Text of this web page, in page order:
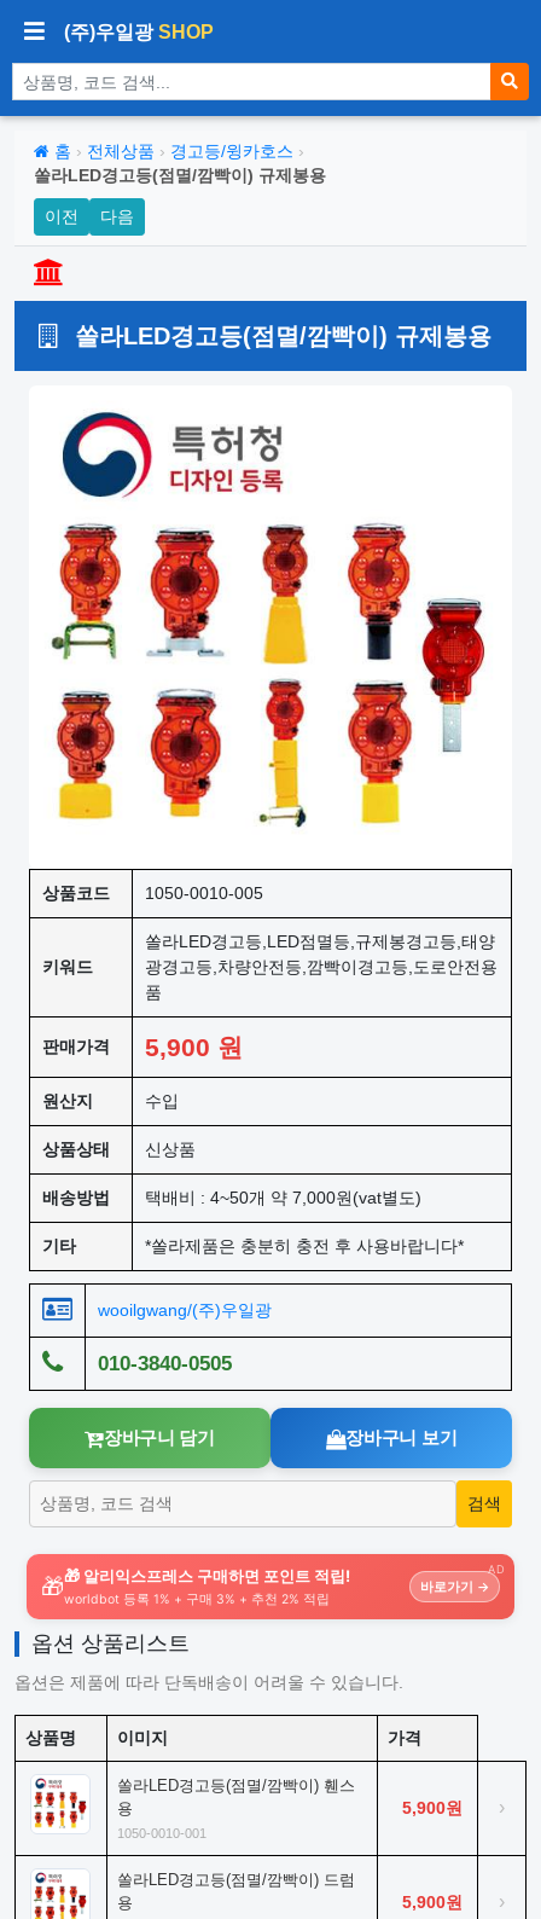
(주)우일광SHOP
상품 검색
홈 › 전체상품 › 경고등/윙카호스 ›
쏠라LED경고등(점멸/깜빡이) 규제봉용
이전 다음
쏠라LED경고등(점멸/깜빡이) 규제봉용
상품코드 1050-0010-005
키워드
쏠라LED경고등,LED점멸등,규제봉경고등,태양
광경고등,차량안전등,깜빡이경고등,도로안전용
품
판매가격 5,900 원
원산지 수입
상품상태 신상품
배송방법 택배비 : 4~50개 약 7,000원(vat별도)
기타 *쏠라제품은 충분히 충전 후 사용바랍니다*
wooilgwang/(주)우일광
010-3840-0505
장바구니 담기 장바구니 보기
AD
🎁🎁 알리익스프레스 구매하면 포인트 적립!
worldbot 등록 1% + 구매 3% + 추천 2% 적립
바로가기 →
옵션 상품리스트
옵션은 제품에 따라 단독배송이 어려울 수 있습니다.
상품명 이미지 가격
쏠라LED경고등(점멸/깜빡이) 휀스
용
1050-0010-001
5,900원 ›
쏠라LED경고등(점멸/깜빡이) 드럼
용
5,900원 ›